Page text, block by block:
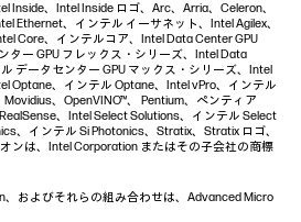
Inside、Intel Inside ロゴ、Arc、Arria、Celeron、
Ethernet、インテル イーサネット、Intel Agilex、
Core、インテルコア、Intel Data Center GPU
ター GPU フレックス・シリーズ、Intel Data
データセンター GPU マックス・シリーズ、Intel
Optane、インテル Optane、Intel vPro、インテル
、OpenVINO™、 Pentium、ペンティア
、Intel Select Solutions、インテル Select
、インテル Si Photonics、Stratix、Stratix ロゴ、
ンは、Intel Corporation またはその子会社の商標
、およびそれらの組み合わせは、Advanced Micro